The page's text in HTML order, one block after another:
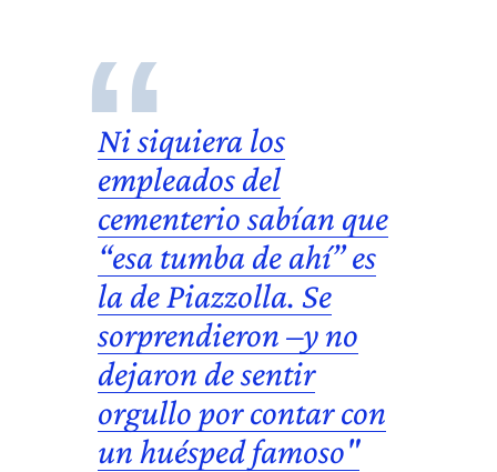
Ni siquiera los
empleados del
cementerio sabían que
“esa tumba de ahí” es
la de Piazzolla. Se
sorprendieron –y no
dejaron de sentir
orgullo por contar con
un huésped famoso"